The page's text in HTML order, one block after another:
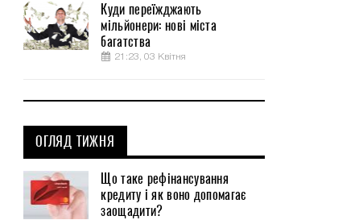
Куди переїжджають
мільйонери: нові міста
багатства
21:23, 03 Квітня
ОГЛЯД ТИЖНЯ
Що таке рефінансування
кредиту і як воно допомагає
заощадити?